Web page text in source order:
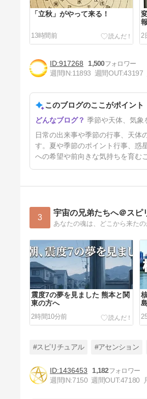
「立秋」がやって来る！
13時間前
2
「お盆」「お墓参り」「小旅
行」・・
6日前
917268
1,500
週間IN:11893 週間OUT:43197
このブログのここがポイント
季節や天体、気象
日常の出来事や季節の行事、天体
す。夏や季節のポイント行事、惑
への希望や前向きな気持ちを育む
3 宇宙の兄弟たちへ＠スピ
震度7の夢を見ました 熊本と関
東の方へ
2時間10分前
#スピリチュアル #アセンション
1436453
1,182
週間IN:7150 週間OUT:47180